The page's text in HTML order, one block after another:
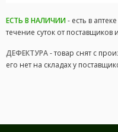
ЕСТЬ В НАЛИЧИИ- есть в
течение суток от поставщиков
ДЕФЕКТУРА- товар снят с
его нет на складах у